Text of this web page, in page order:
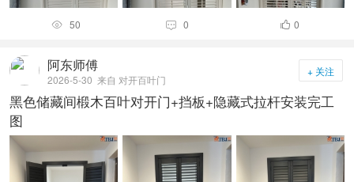
 50  0  0
阿东师傅
2026-5-30 来自 对开百叶门
+ 关注
黑色储藏间椴木百叶对开门+挡板+隐藏式拉杆安装完工
图